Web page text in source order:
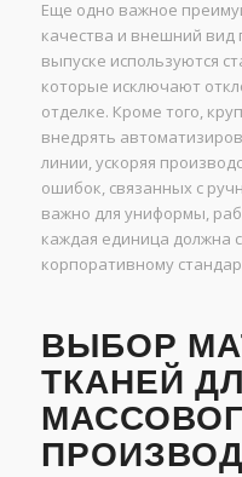
Еще одно важное
качества и внешний вид
выпуске используются
которые исключают
отделке. Кроме того,
внедрять
линии, ускоряя
ошибок, связанных с
важно для униформы,
каждая единица должна
корпоративному
ВЫБОР
ТКАНЕЙ